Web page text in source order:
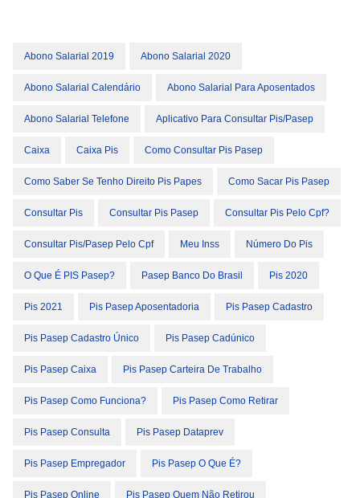
Abono Salarial 2019 Abono Salarial 2020
Abono Salarial Calendário Abono Salarial Para Aposentados
Abono Salarial Telefone Aplicativo Para Consultar Pis/pasep
Caixa Caixa Pis Como Consultar Pis Pasep
Como Saber Se Tenho Direito Pis Papes Como Sacar Pis Pasep
Consultar Pis Consultar Pis Pasep Consultar Pis Pelo Cpf?
Consultar Pis/pasep Pelo Cpf Meu Inss Número Do Pis
O Que É PIS Pasep? Pasep Banco Do Brasil Pis 2020
Pis 2021 Pis Pasep Aposentadoria Pis Pasep Cadastro
Pis Pasep Cadastro Único Pis Pasep Cadúnico
Pis Pasep Caixa Pis Pasep Carteira De Trabalho
Pis Pasep Como Funciona? Pis Pasep Como Retirar
Pis Pasep Consulta Pis Pasep Dataprev
Pis Pasep Empregador Pis Pasep O Que É?
Pis Pasep Online Pis Pasep Quem Não Retirou